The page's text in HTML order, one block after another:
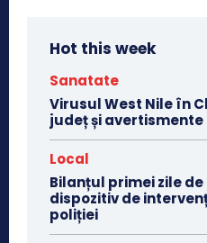
Hot this week
Sanatate
Virusul West Nile în
județ și
Local
Bilanțul primei zile
dispozitiv de
poliției